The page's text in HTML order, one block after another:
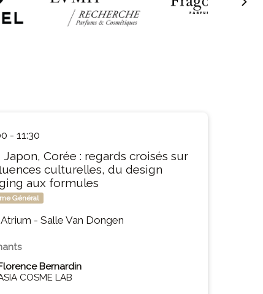
- 11:30
Japon, Corée : regards croisés sur
culturelles, du design
aux formules
Général
- Salle Van Dongen
Bernardin
COSME LAB